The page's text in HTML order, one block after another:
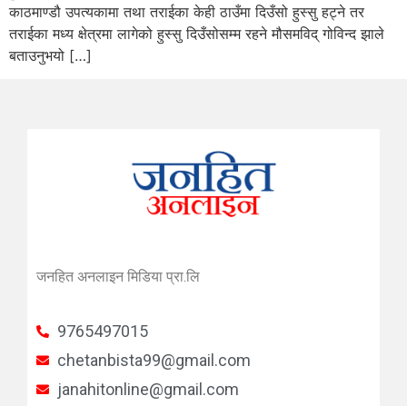
काठमाण्डौ उपत्यकामा तथा तराईका केही ठाउँमा दिउँसो हुस्सु हट्ने तर
तराईका मध्य क्षेत्रमा लागेको हुस्सु दिउँसोसम्म रहने मौसमविद् गोविन्द झाले
बताउनुभयो […]
जनहित अनलाइन मिडिया प्रा.लि
9765497015
chetanbista99@gmail.com
janahitonline@gmail.com